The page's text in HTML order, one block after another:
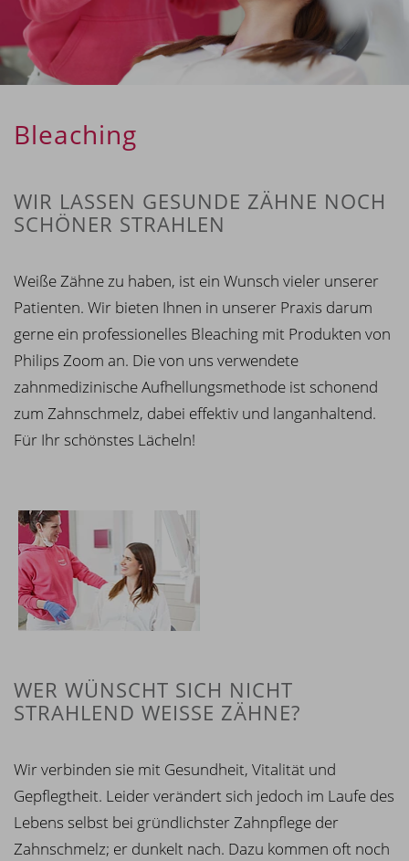
Bleaching
WIR LASSEN GESUNDE ZÄHNE NOCH
SCHÖNER STRAHLEN
Weiße Zähne zu haben, ist ein Wunsch vieler unserer
Patienten. Wir bieten Ihnen in unserer Praxis darum
gerne ein professionelles Bleaching mit Produkten von
Philips Zoom an. Die von uns verwendete
zahnmedizinische Aufhellungsmethode ist schonend
zum Zahnschmelz, dabei effektiv und langanhaltend.
Für Ihr schönstes Lächeln!
WER WÜNSCHT SICH NICHT
STRAHLEND WEISSE ZÄHNE?
Wir verbinden sie mit Gesundheit, Vitalität und
Gepflegtheit. Leider verändert sich jedoch im Laufe des
Lebens selbst bei gründlichster Zahnpflege der
Zahnschmelz; er dunkelt nach. Dazu kommen oft noch